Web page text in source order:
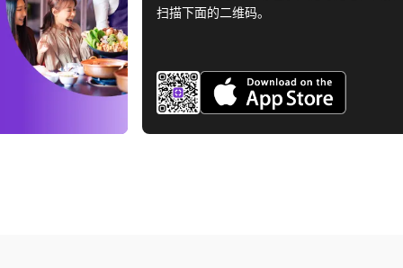
扫描下面的二维码。